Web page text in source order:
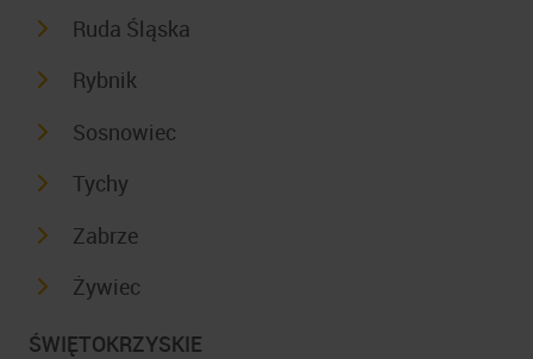
Ruda Śląska
Rybnik
Sosnowiec
Tychy
Zabrze
Żywiec
ŚWIĘTOKRZYSKIE